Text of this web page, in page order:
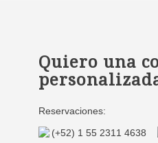
Quiero una
Reservaciones:
(+52) 1 55 2311 4638